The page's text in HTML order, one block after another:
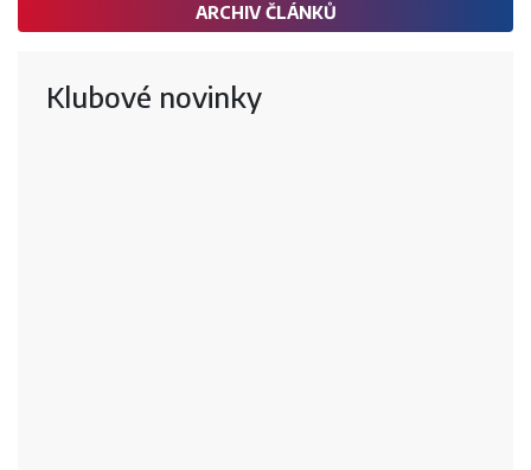
ARCHIV ČLÁNKŮ
Klubové novinky